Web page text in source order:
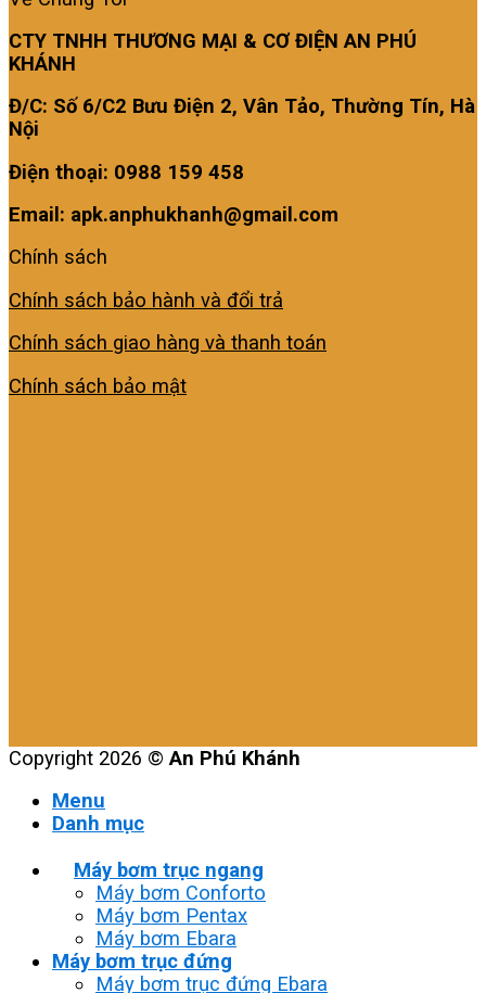
CTY TNHH THƯƠNG MẠI & CƠ ĐIỆN AN PHÚ
KHÁNH
Đ/C: Số 6/C2 Bưu Điện 2, Vân Tảo, Thường Tín, Hà
Nội
Điện thoại: 0988 159 458
Email: apk.anphukhanh@gmail.com
Chính sách
Chính sách bảo hành và đổi trả
Chính sách giao hàng và thanh toán
Chính sách bảo mật
Copyright 2026 © An Phú Khánh
Menu
Danh mục
Máy bơm trục ngang
Máy bơm Conforto
Máy bơm Pentax
Máy bơm Ebara
Máy bơm trục đứng
Máy bơm trục đứng Ebara